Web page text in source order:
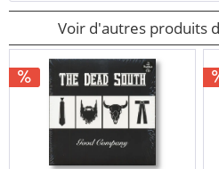
Voir d'autres produits